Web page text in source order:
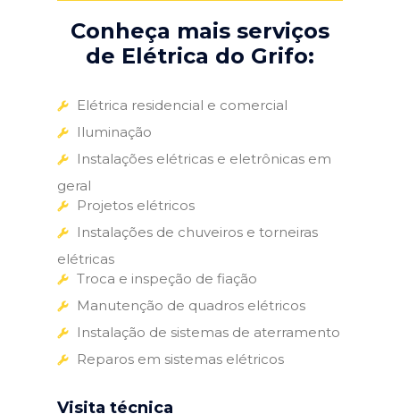
Conheça mais serviços
de Elétrica do Grifo:
Elétrica residencial e comercial
Iluminação
Instalações elétricas e eletrônicas em
geral
Projetos elétricos
Instalações de chuveiros e torneiras
elétricas
Troca e inspeção de fiação
Manutenção de quadros elétricos
Instalação de sistemas de aterramento
Reparos em sistemas elétricos
Visita técnica